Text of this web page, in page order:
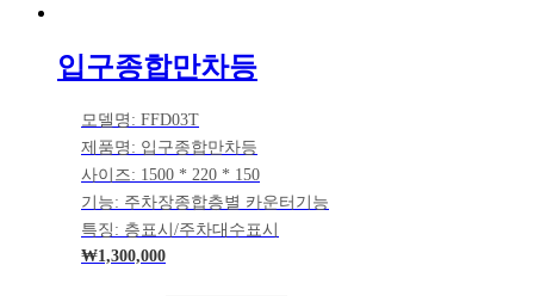
입구종합만차등
모델명: FFD03T
제품명: 입구종합만차등
사이즈: 1500 * 220 * 150
기능: 주차장종합층별 카운터기능
특징: 층표시/주차대수표시
₩1,300,000